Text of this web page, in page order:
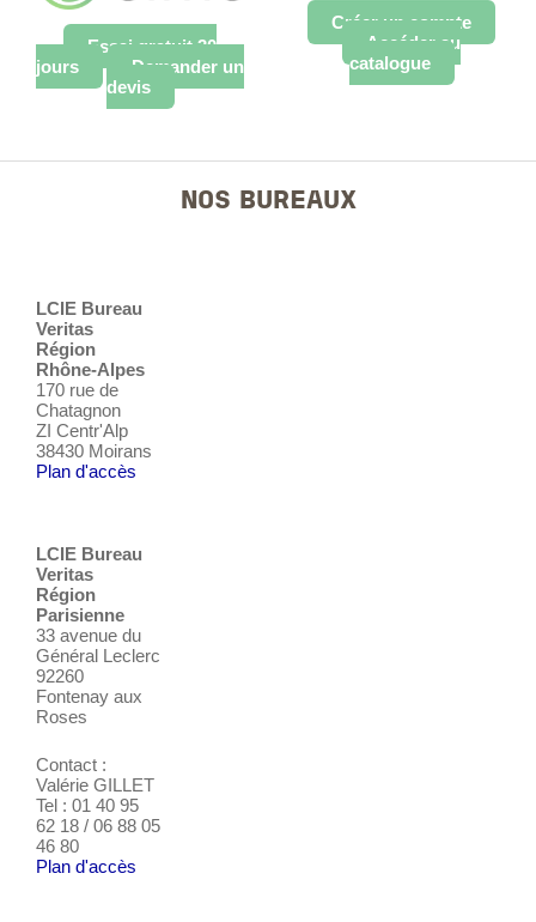
Essai gratuit 30
jours
Demander un
devis
Créer un compte
Accéder au
catalogue
NOS BUREAUX
LCIE Bureau
Veritas
Région
Rhône-Alpes
170 rue de
Chatagnon
ZI Centr'Alp
38430 Moirans
Plan d'accès
LCIE Bureau
Veritas
Région
Parisienne
33 avenue du
Général Leclerc
92260
Fontenay aux
Roses
Contact :
Valérie GILLET
Tel : 01 40 95
62 18 / 06 88 05
46 80
Plan d'accès